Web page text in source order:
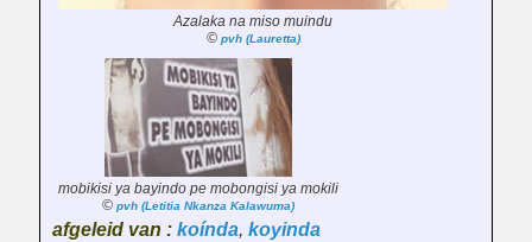
Azalaka na miso muindu
© pvh (Lauretta)
mobikisi ya bayindo pe mobongisi ya mokili
© pvh (Letitia Nkanza Kalawuma)
afgeleid van : koínda, koyinda